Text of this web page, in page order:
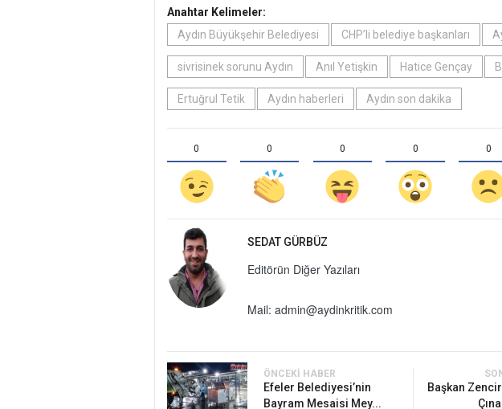
Anahtar Kelimeler:
Aydın Büyükşehir Belediyesi
CHP’li belediye başkanları
sivrisinek sorunu Aydın Anıl Yetişkin Hatice Gençay
Ertuğrul Tetik Aydın haberleri Aydın son dakika
0 0 0 0 0
SEDAT GÜRBÜZ
Editörün Diğer Yazıları
Mail: admin@aydinkritik.com
ÖNCEKI HABER
Efeler Belediyesi’nin
Bayram Mesaisi Mey...
Başkan